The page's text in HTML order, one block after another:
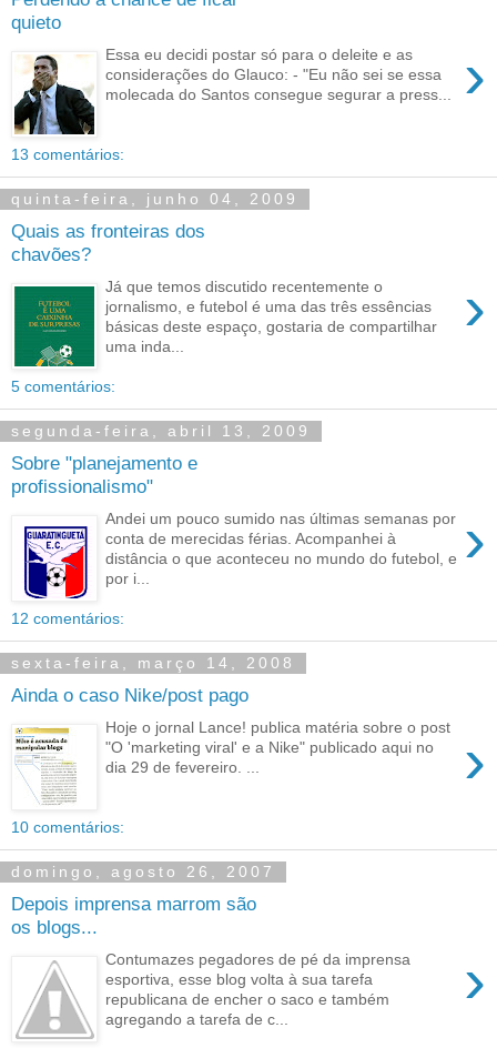
quieto
›
Essa eu decidi postar só para o deleite e as
considerações do Glauco: - "Eu não sei se essa
molecada do Santos consegue segurar a press...
13 comentários:
quinta-feira, junho 04, 2009
Quais as fronteiras dos
chavões?
›
Já que temos discutido recentemente o
jornalismo, e futebol é uma das três essências
básicas deste espaço, gostaria de compartilhar
uma inda...
5 comentários:
segunda-feira, abril 13, 2009
Sobre "planejamento e
profissionalismo"
›
Andei um pouco sumido nas últimas semanas por
conta de merecidas férias. Acompanhei à
distância o que aconteceu no mundo do futebol, e
por i...
12 comentários:
sexta-feira, março 14, 2008
Ainda o caso Nike/post pago
›
Hoje o jornal Lance! publica matéria sobre o post
"O 'marketing viral' e a Nike" publicado aqui no
dia 29 de fevereiro. ...
10 comentários:
domingo, agosto 26, 2007
Depois imprensa marrom são
os blogs...
›
Contumazes pegadores de pé da imprensa
esportiva, esse blog volta à sua tarefa
republicana de encher o saco e também
agregando a tarefa de c...